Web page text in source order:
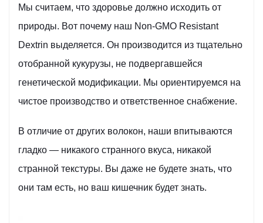
Мы считаем, что здоровье должно исходить от
природы. Вот почему наш Non-GMO Resistant
Dextrin выделяется. Он производится из тщательно
отобранной кукурузы, не подвергавшейся
генетической модификации. Мы ориентируемся на
чистое производство и ответственное снабжение.
В отличие от других волокон, наши впитываются
гладко — никакого странного вкуса, никакой
странной текстуры. Вы даже не будете знать, что
они там есть, но ваш кишечник будет знать.